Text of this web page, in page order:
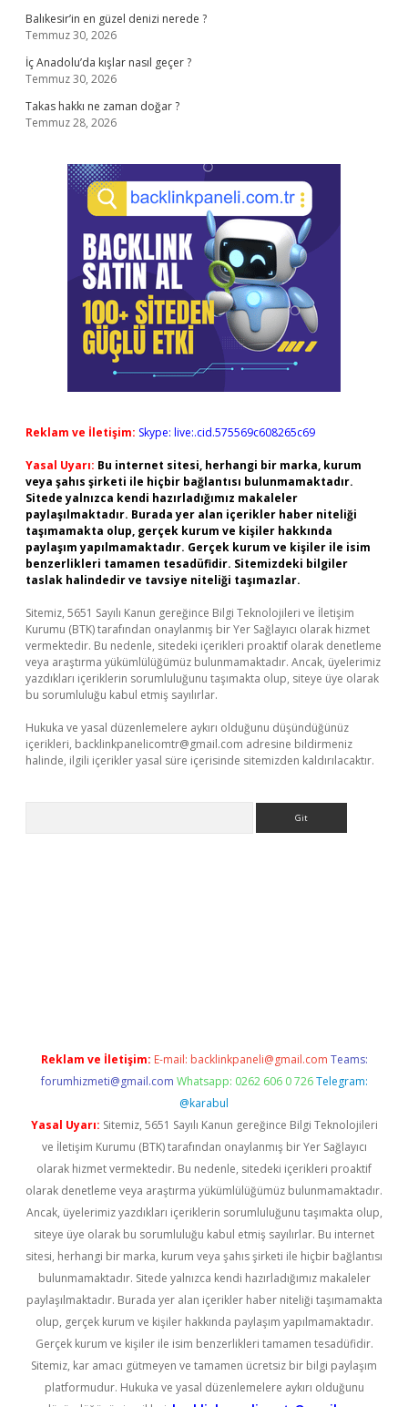
Balıkesir’in en güzel denizi nerede ?
Temmuz 30, 2026
İç Anadolu’da kışlar nasıl geçer ?
Temmuz 30, 2026
Takas hakkı ne zaman doğar ?
Temmuz 28, 2026
Reklam ve İletişim: Skype: live:.cid.575569c608265c69
Yasal Uyarı: Bu internet sitesi, herhangi bir marka, kurum
veya şahıs şirketi ile hiçbir bağlantısı bulunmamaktadır.
Sitede yalnızca kendi hazırladığımız makaleler
paylaşılmaktadır. Burada yer alan içerikler haber niteliği
taşımamakta olup, gerçek kurum ve kişiler hakkında
paylaşım yapılmamaktadır. Gerçek kurum ve kişiler ile isim
benzerlikleri tamamen tesadüfidir. Sitemizdeki bilgiler
taslak halindedir ve tavsiye niteliği taşımazlar.
Sitemiz, 5651 Sayılı Kanun gereğince Bilgi Teknolojileri ve İletişim
Kurumu (BTK) tarafından onaylanmış bir Yer Sağlayıcı olarak hizmet
vermektedir. Bu nedenle, sitedeki içerikleri proaktif olarak denetleme
veya araştırma yükümlülüğümüz bulunmamaktadır. Ancak, üyelerimiz
yazdıkları içeriklerin sorumluluğunu taşımakta olup, siteye üye olarak
bu sorumluluğu kabul etmiş sayılırlar.
Hukuka ve yasal düzenlemelere aykırı olduğunu düşündüğünüz
içerikleri, backlinkpanelicomtr@gmail.com adresine bildirmeniz
halinde, ilgili içerikler yasal süre içerisinde sitemizden kaldırılacaktır.
Reklam ve İletişim: E-mail: backlinkpaneli@gmail.com Teams:
forumhizmeti@gmail.com Whatsapp: 0262 606 0 726 Telegram:
@karabul
Yasal Uyarı: Sitemiz, 5651 Sayılı Kanun gereğince Bilgi Teknolojileri
ve İletişim Kurumu (BTK) tarafından onaylanmış bir Yer Sağlayıcı
olarak hizmet vermektedir. Bu nedenle, sitedeki içerikleri proaktif
olarak denetleme veya araştırma yükümlülüğümüz bulunmamaktadır.
Ancak, üyelerimiz yazdıkları içeriklerin sorumluluğunu taşımakta olup,
siteye üye olarak bu sorumluluğu kabul etmiş sayılırlar. Bu internet
sitesi, herhangi bir marka, kurum veya şahıs şirketi ile hiçbir bağlantısı
bulunmamaktadır. Sitede yalnızca kendi hazırladığımız makaleler
paylaşılmaktadır. Burada yer alan içerikler haber niteliği taşımamakta
olup, gerçek kurum ve kişiler hakkında paylaşım yapılmamaktadır.
Gerçek kurum ve kişiler ile isim benzerlikleri tamamen tesadüfidir.
Sitemiz, kar amacı gütmeyen ve tamamen ücretsiz bir bilgi paylaşım
platformudur. Hukuka ve yasal düzenlemelere aykırı olduğunu